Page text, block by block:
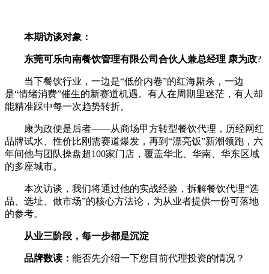
本期访谈对象：
东莞可乐向南餐饮管理有限公司合伙人兼总经理 康为政?
当下餐饮行业，一边是“低价内卷”的红海厮杀，一边
是“情绪消费”催生的新赛道机遇。有人在周期里迷茫，有人却
能精准踩中每一次趋势转折。
康为政便是后者——从商场甲方转型餐饮代理，历经网红
品牌试水、性价比刚需赛道爆发，再到“漂亮饭”新潮领跑，六
年间他与团队操盘超100家门店，覆盖华北、华南、华东区域
的多座城市。
本次访谈，我们将通过他的实战经验，拆解餐饮代理“选
品、选址、做市场”的核心方法论，为从业者提供一份可落地
的参考。
从业三阶段，每一步都是沉淀
品牌数读： 能否先介绍一下您目前代理投资的情况？